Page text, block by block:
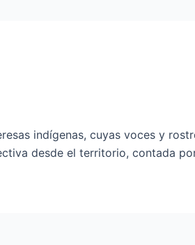
indígenas, cuyas voces y
desde el territorio, contada